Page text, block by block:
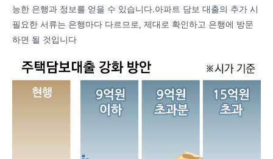
능한 은행과 정보를 얻을 수 있습니다.아파트 담보 대출의 추가 시
필요한 서류는 은행마다 다르므로, 제대로 확인하고 은행에 방문
하면 될 것입니다